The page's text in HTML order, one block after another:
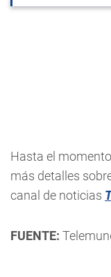
Hasta el
más detalles
canal de noticias
FUENTE: